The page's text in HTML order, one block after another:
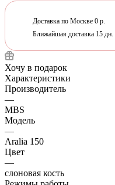
Доставка по Москве 0 р.
Ближайшая доставка 15 дн.
Хочу в подарок
Характеристики
Производитель
—
MBS
Модель
—
Aralia 150
Цвет
—
слоновая кость